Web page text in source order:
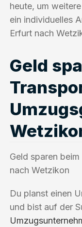
heute, um
ein individuelles
Erfurt nach
Geld
Geld sparen
nach Wetzikon
Du planst einen
und bist auf der